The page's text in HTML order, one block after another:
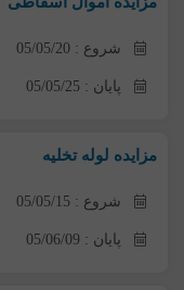
شروع : 05/05/20
پایان : 05/05/25
مزایده لوله تخلیه
شروع : 05/05/15
پایان : 05/06/09